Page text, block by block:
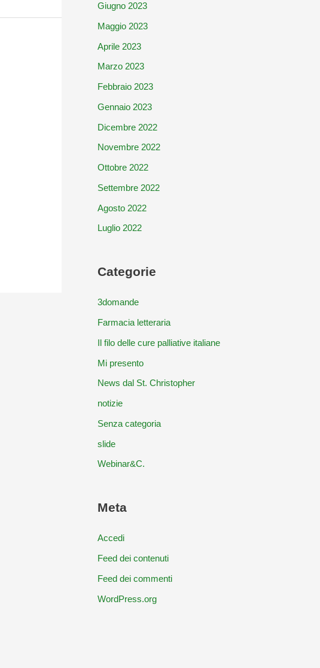
Giugno 2023
Maggio 2023
Aprile 2023
Marzo 2023
Febbraio 2023
Gennaio 2023
Dicembre 2022
Novembre 2022
Ottobre 2022
Settembre 2022
Agosto 2022
Luglio 2022
Categorie
3domande
Farmacia letteraria
Il filo delle cure palliative italiane
Mi presento
News dal St. Christopher
notizie
Senza categoria
slide
Webinar&C.
Meta
Accedi
Feed dei contenuti
Feed dei commenti
WordPress.org